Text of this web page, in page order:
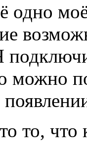
одно
можно
то, что